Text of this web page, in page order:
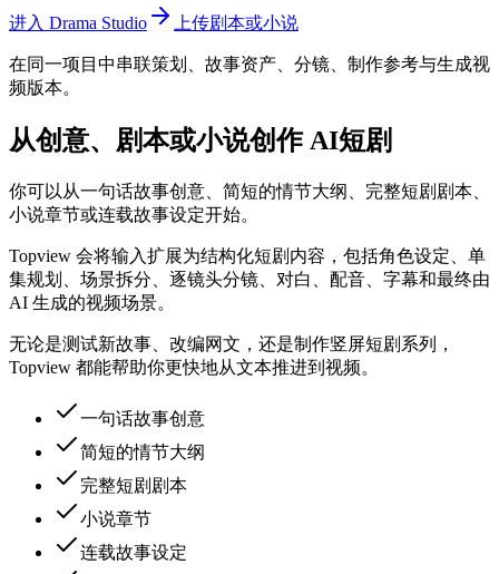
进入 Drama Studio 上传剧本或小说
在同一项目中串联策划、故事资产、分镜、制作参考与生成视
频版本。
从创意、剧本或小说创作 AI短剧
你可以从一句话故事创意、简短的情节大纲、完整短剧剧本、
小说章节或连载故事设定开始。
Topview 会将输入扩展为结构化短剧内容，包括角色设定、单
集规划、场景拆分、逐镜头分镜、对白、配音、字幕和最终由
AI 生成的视频场景。
无论是测试新故事、改编网文，还是制作竖屏短剧系列，
Topview 都能帮助你更快地从文本推进到视频。
一句话故事创意
简短的情节大纲
完整短剧剧本
小说章节
连载故事设定